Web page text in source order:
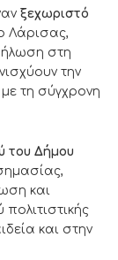
ξεχωριστό
Λάρισας,
στη
την
τη σύγχρονη
του Δήμου
και
και στην